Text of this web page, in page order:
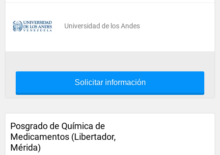
Universidad de los Andes
Solicitar información
Posgrado de Química de
Medicamentos (Libertador,
Mérida)